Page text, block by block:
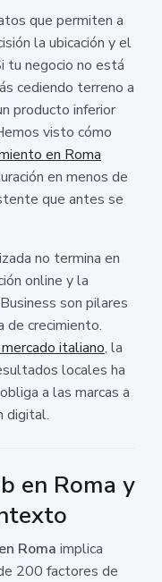
que permiten a
la ubicación y el
tu negocio no está
cediendo terreno a
producto inferior
visto cómo
en Roma
en menos de
que antes se
no termina en
online y la
son pilares
de crecimiento.
italiano, la
locales ha
a las marcas a
digital.
en Roma y
Roma implica
200 factores de